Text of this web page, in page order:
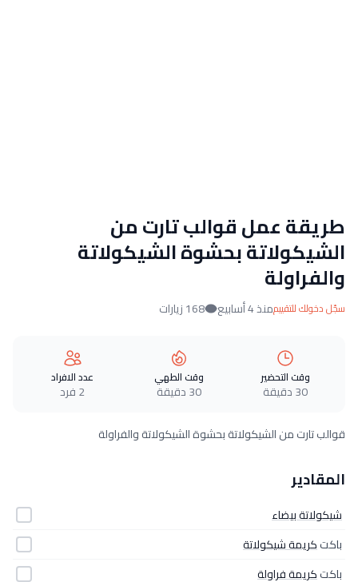
طريقة عمل قوالب تارت من
الشيكولاتة بحشوة الشيكولاتة
والفراولة
سجّل دخولك للتقييممنذ 4 أسابيع 168 زيارات
وقت التحضير
30 دقيقة
وقت الطهي
30 دقيقة
عدد الافراد
2 فرد
قوالب تارت من الشيكولاتة بحشوة الشيكولاتة والفراولة
المقادير
شيكولاتة بيضاء
باكتكريمة شيكولاتة
باكتكريمة فراولة